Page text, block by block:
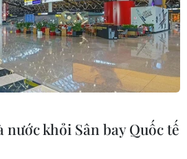
nước khỏi Sân bay Quốc tế